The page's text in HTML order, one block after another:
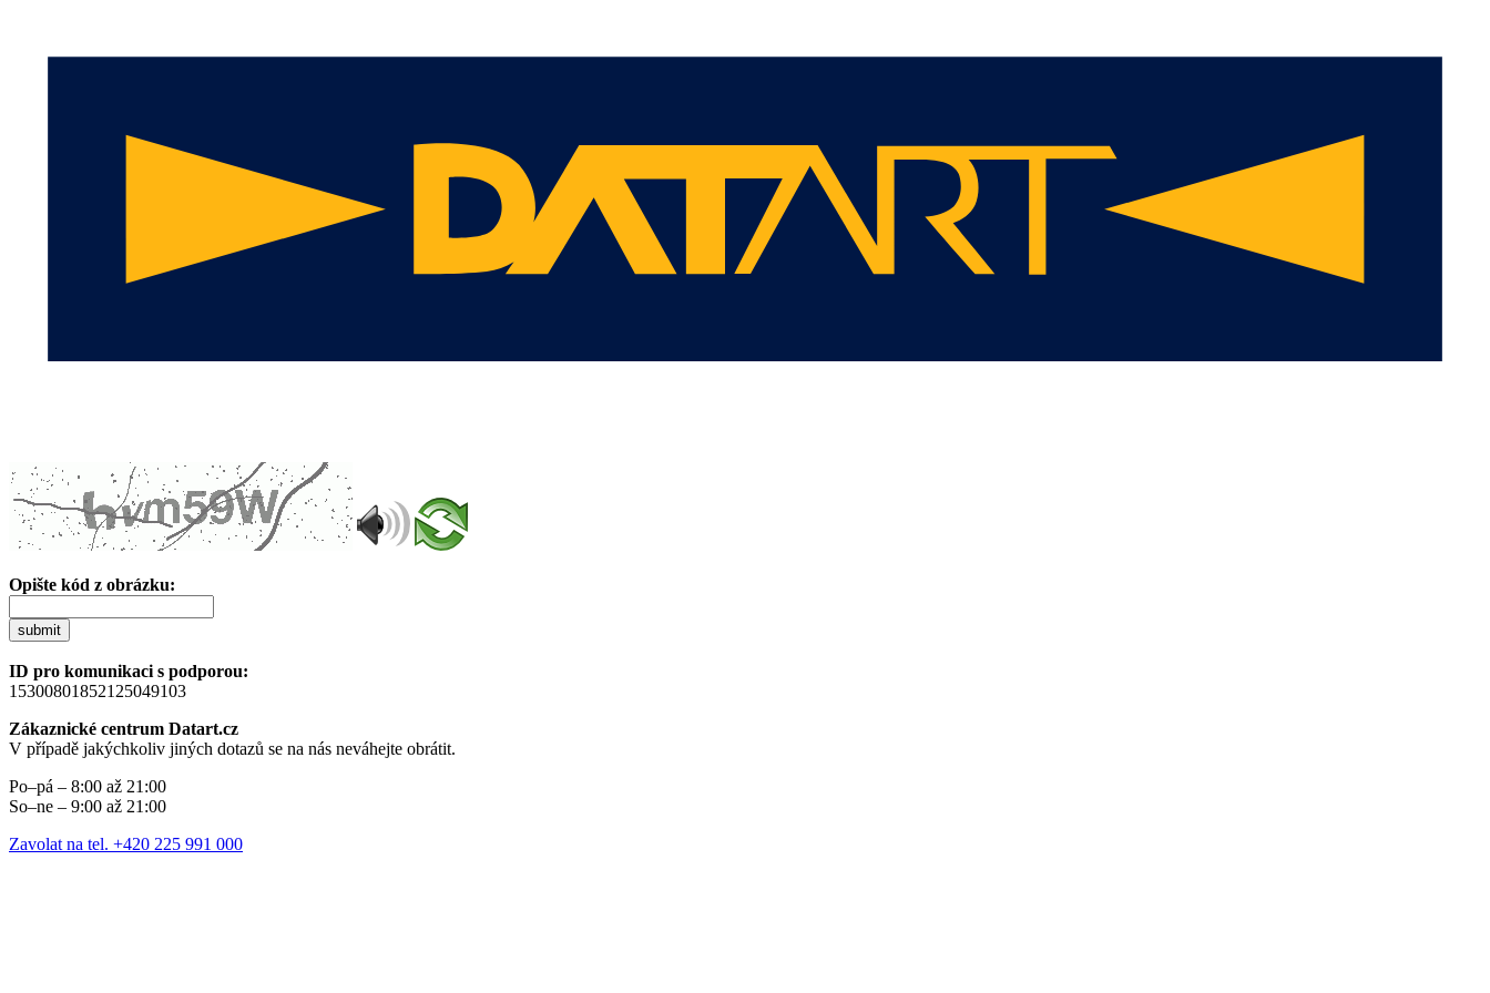
Opište kód z obrázku:
submit
ID pro komunikaci s podporou:
15300801852125049103
Zákaznické centrum Datart.cz
V případě jakýchkoliv jiných dotazů se na nás neváhejte obrátit.
Po–pá – 8:00 až 21:00
So–ne – 9:00 až 21:00
Zavolat na tel. +420 225 991 000